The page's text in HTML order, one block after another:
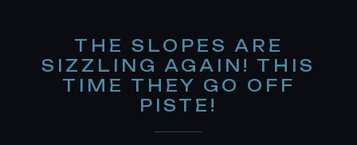
THE SLOPES ARE
SIZZLING AGAIN! THIS
TIME THEY GO OFF
PISTE!